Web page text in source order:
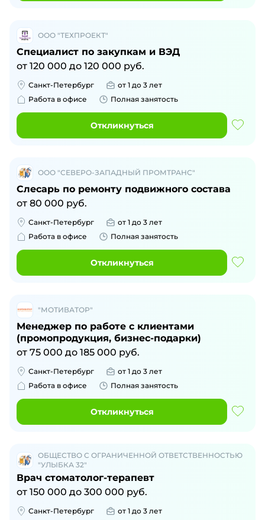
ООО "ТЕХПРОЕКТ"
Специалист по закупкам и ВЭД
от 120 000 до 120 000 руб.
Санкт-Петербург
от 1 до 3 лет
Работа в офисе
Полная занятость
Откликнуться
ООО "СЕВЕРО-ЗАПАДНЫЙ ПРОМТРАНС"
Слесарь по ремонту подвижного состава
от 80 000 руб.
Санкт-Петербург
от 1 до 3 лет
Работа в офисе
Полная занятость
Откликнуться
"МОТИВАТОР"
Менеджер по работе с клиентами
(промопродукция, бизнес-подарки)
от 75 000 до 185 000 руб.
Санкт-Петербург
от 1 до 3 лет
Работа в офисе
Полная занятость
Откликнуться
ОБЩЕСТВО С ОГРАНИЧЕННОЙ ОТВЕТСТВЕННОСТЬЮ
"УЛЫБКА 32"
Врач стоматолог-терапевт
от 150 000 до 300 000 руб.
Санкт-Петербург
от 1 до 3 лет